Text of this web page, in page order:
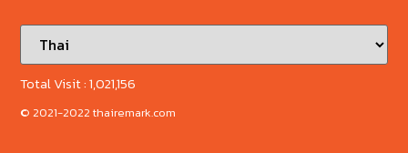
Total Visit :1,021,156
© 2021-2022 thairemark.com